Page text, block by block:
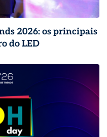
2026: os principais
do LED